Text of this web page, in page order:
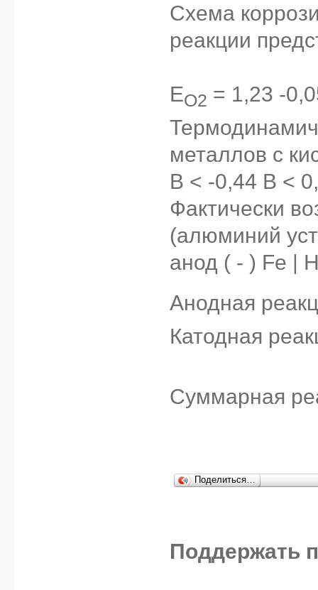
Схема
реакции
EO2 = 1,23 -
металлов с
В < -0,44 В <
Фактически
(алюминий
анод ( - ) Fe |
Анодная
Катодная
Суммарная
Поделиться…
Поддержать